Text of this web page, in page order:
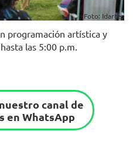
Foto: Idartes
programación artística y
las 5:00 p.m.
canal de
en WhatsApp